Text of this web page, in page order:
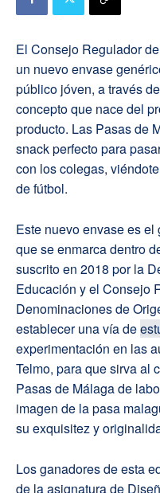
El Consejo Regulador
un nuevo envase
público jóven, a través
concepto que nace del
producto. Las Pasas de
snack perfecto para
con los colegas,
de fútbol.
Este nuevo envase es
que se enmarca dentro
suscrito en 2018 por la
Educación y el Consejo
Denominaciones de
establecer una vía de
experimentación en las
Telmo, para que sirva al
Pasas de Málaga de
imagen de la pasa
su exquisitez y
Los ganadores de esta
de la asignatura de